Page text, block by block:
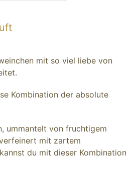
mit so viel liebe von
Kombination der absolute
ummantelt von fruchtigem
mit zartem
du mit dieser Kombination